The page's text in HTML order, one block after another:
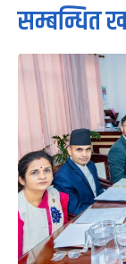
सम्बन्धित